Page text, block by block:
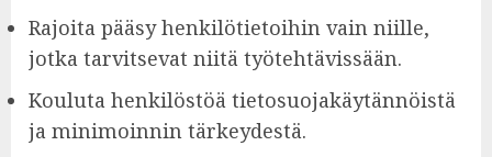
Rajoita pääsy henkilötietoihin vain niille,
jotka tarvitsevat niitä työtehtävissään.
Kouluta henkilöstöä tietosuojakäytännöistä
ja minimoinnin tärkeydestä.